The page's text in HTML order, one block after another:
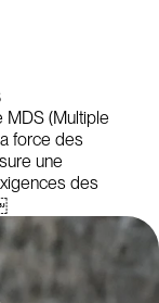
MDS (Multiple
force des
une
des